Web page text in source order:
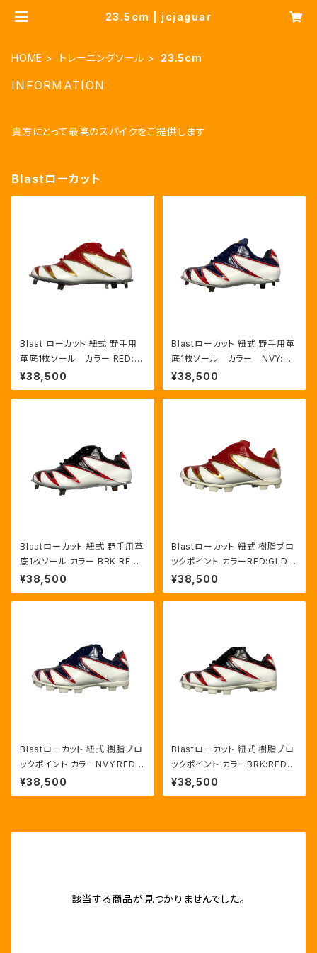
23.5cm | jcjaguar
HOME トレーニングソール 23.5cm
INFORMATION
貴方にとって最高のスパイクをご提供します
Blastローカット
Blast ローカット 紐式 野手用
革底1枚ソール カラー RED:G
LD/WHT
¥38,500
Blastローカット 紐式 野手用革
底1枚ソール カラー NVY:RE
D/HWT
¥38,500
Blastローカット 紐式 野手用革
底1枚ソール カラー BRK:RED/
HWT
¥38,500
Blastローカット 紐式 樹脂ブロ
ックポイント カラーRED:GLD/
HWT
¥38,500
Blastローカット 紐式 樹脂ブロ
ックポイント カラーNVY:RED/
HWT
¥38,500
Blastローカット 紐式 樹脂ブロ
ックポイント カラーBRK:RED/
HWT
¥38,500
該当する商品が見つかりませんでした。